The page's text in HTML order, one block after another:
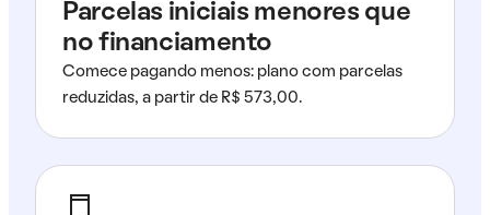
Parcelas iniciais menores que
no financiamento
Comece pagando menos: plano com parcelas
reduzidas, a partir de R$ 573,00.